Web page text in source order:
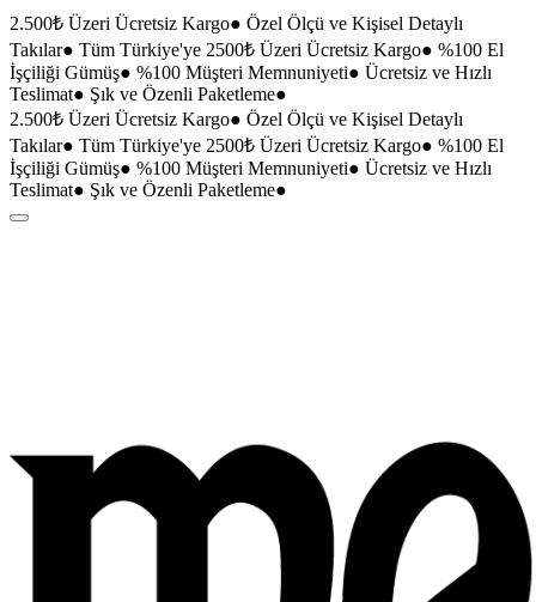
2.500₺ Üzeri Ücretsiz Kargo● Özel Ölçü ve Kişisel Detaylı
Takılar● Tüm Türkiye'ye 2500₺ Üzeri Ücretsiz Kargo● %100 El
İşçiliği Gümüş● %100 Müşteri Memnuniyeti● Ücretsiz ve Hızlı
Teslimat● Şık ve Özenli Paketleme●
2.500₺ Üzeri Ücretsiz Kargo● Özel Ölçü ve Kişisel Detaylı
Takılar● Tüm Türkiye'ye 2500₺ Üzeri Ücretsiz Kargo● %100 El
İşçiliği Gümüş● %100 Müşteri Memnuniyeti● Ücretsiz ve Hızlı
Teslimat● Şık ve Özenli Paketleme●